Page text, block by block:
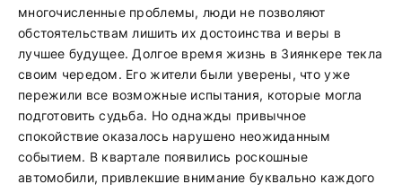
многочисленные проблемы, люди не позволяют
обстоятельствам лишить их достоинства и веры в
лучшее будущее. Долгое время жизнь в Зиянкере текла
своим чередом. Его жители были уверены, что уже
пережили все возможные испытания, которые могла
подготовить судьба. Но однажды привычное
спокойствие оказалось нарушено неожиданным
событием. В квартале появились роскошные
автомобили, привлекшие внимание буквально каждого